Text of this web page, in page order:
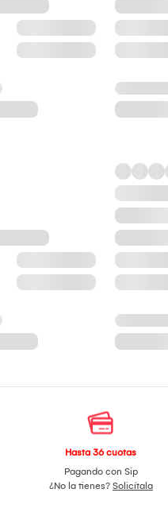
Hasta 36 cuotas
Pagando con Sip
¿No la tienes? Solicítala